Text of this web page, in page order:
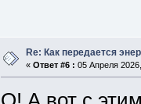
Re: Как передается
« Ответ #6 : 05 Апреля